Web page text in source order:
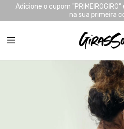
Adicione o cupom
na sua primeira